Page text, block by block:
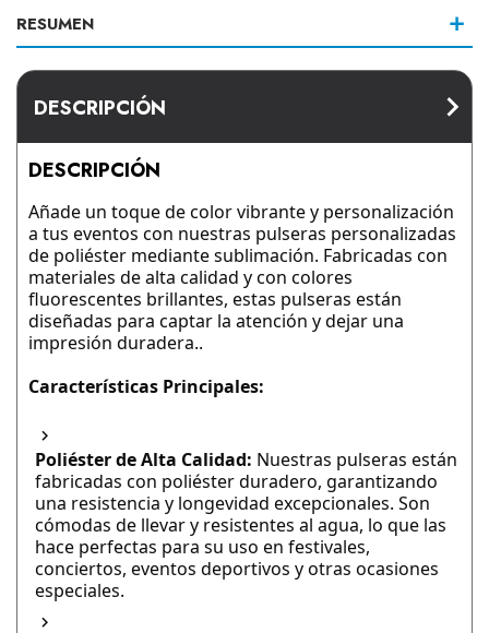
RESUMEN
DESCRIPCIÓN
DESCRIPCIÓN
Añade un toque de color vibrante y personalización
a tus eventos con nuestras pulseras personalizadas
de poliéster mediante sublimación. Fabricadas con
materiales de alta calidad y con colores
fluorescentes brillantes, estas pulseras están
diseñadas para captar la atención y dejar una
impresión duradera..
Características Principales:
Poliéster de Alta Calidad: Nuestras pulseras están
fabricadas con poliéster duradero, garantizando
una resistencia y longevidad excepcionales. Son
cómodas de llevar y resistentes al agua, lo que las
hace perfectas para su uso en festivales,
conciertos, eventos deportivos y otras ocasiones
especiales.